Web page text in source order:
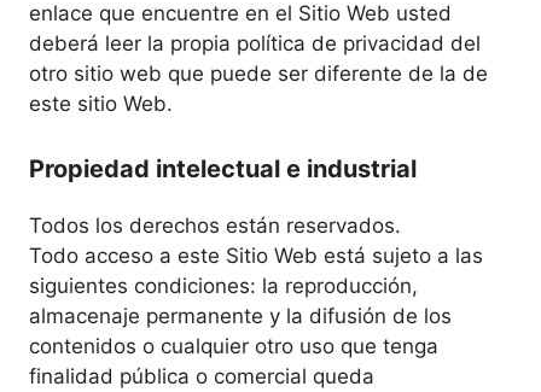
enlace que encuentre en el Sitio Web usted
deberá leer la propia política de privacidad del
otro sitio web que puede ser diferente de la de
este sitio Web.
Propiedad intelectual e industrial
Todos los derechos están reservados.
Todo acceso a este Sitio Web está sujeto a las
siguientes condiciones: la reproducción,
almacenaje permanente y la difusión de los
contenidos o cualquier otro uso que tenga
finalidad pública o comercial queda